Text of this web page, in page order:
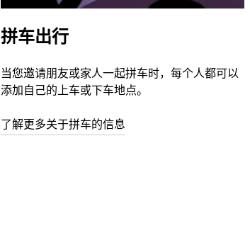
拼车出行
当您邀请朋友或家人一起拼车时，每个人都可以
添加自己的上车或下车地点。
了解更多关于拼车的信息